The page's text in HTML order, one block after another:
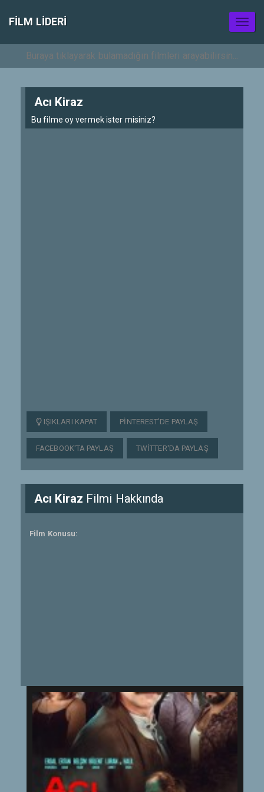
FILM LIDERI
Acı Kiraz
Bu filme oy vermek ister misiniz?
IŞIKLARI KAPAT PINTEREST'DE PAYLAŞ
FACEBOOK'TA PAYLAŞ TWITTER'DA PAYLAŞ
Acı Kiraz Filmi Hakkında
Film Konusu: